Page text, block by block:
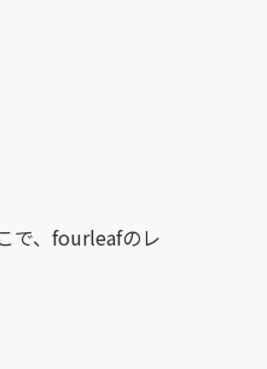
で、fourleafのレ